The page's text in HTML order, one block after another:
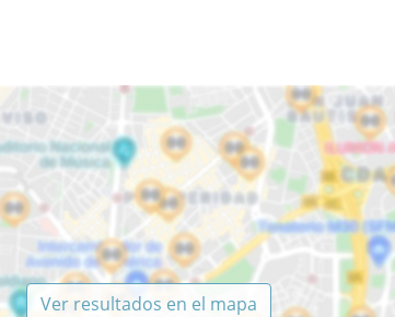
Ver resultados en el mapa